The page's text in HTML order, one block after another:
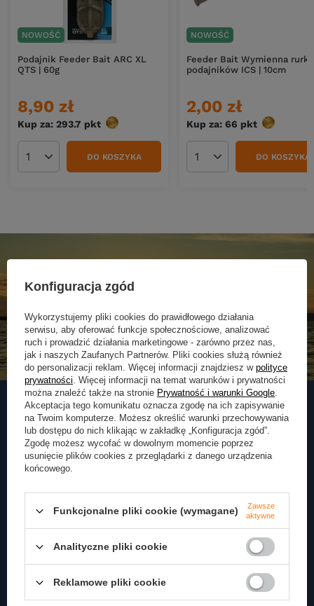
NOWOŚĆ
Podajnik Feeder Bait ARC XL
QTS | 60g
8,90 zł
Kup za: 293.7 pkt punktów
Ilość produktówDO KOSZYKA
NOWOŚĆ
Feeder Bait Wymienna
podajników ICS | 10cm
2,00 zł
Kup za: 66 pkt punktów
Ilość produktówDO KOSZYKA
Zapisz się do naszego
Newslettera
ofercie
Konfiguracja zgód
Wykorzystujemy pliki cookies do prawidłowego działania
serwisu, aby oferować funkcje społecznościowe, analizować
ruch i prowadzić działania marketingowe - zarówno przez nas,
jak i naszych Zaufanych Partnerów. Pliki cookies służą również
do personalizacji reklam. Więcej informacji znajdziesz w polityce
prywatności . Więcej informacji na temat warunków i prywatności
można znaleźć także na stronie Prywatność i warunki Google
Akceptacja tego komunikatu oznacza zgodę na ich zapisywanie
na Twoim komputerze. Możesz określić warunki przechowywania
lub dostępu do nich klikając w zakładkę „Konfiguracja zgód”.
Zgodę możesz wycofać w dowolnym momencie poprzez
usunięcie plików cookies z przeglądarki z danego urządzenia
końcowego.
Funkcjonalne pliki cookie (wymagane)
Zawsze
aktywne
Analityczne pliki cookie
Reklamowe pliki cookie